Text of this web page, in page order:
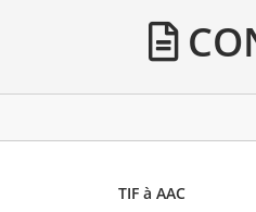
TIF à AAC